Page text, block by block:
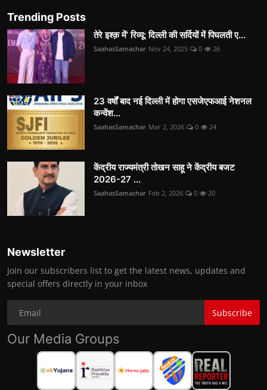
Trending Posts
तेरे इश्क़ में’ रिव्यू: दिल्ली की सर्दियों में पिघलती ए...
SaahasSamachar Nov 24, 2025 0 26
23 वर्षों बाद नई दिल्ली में होगा एसजेएफआई नेशनल
कन्वेंश...
SaahasSamachar Mar 2, 2026 0 24
केंद्रीय राज्यमंत्री तोखन साहू ने केंद्रीय बजट
2026-27 ...
SaahasSamachar Feb 2, 2026 0 20
Newsletter
Join our subscribers list to get the latest news, updates and
special offers directly in your inbox
Subscribe
Our Media Groups